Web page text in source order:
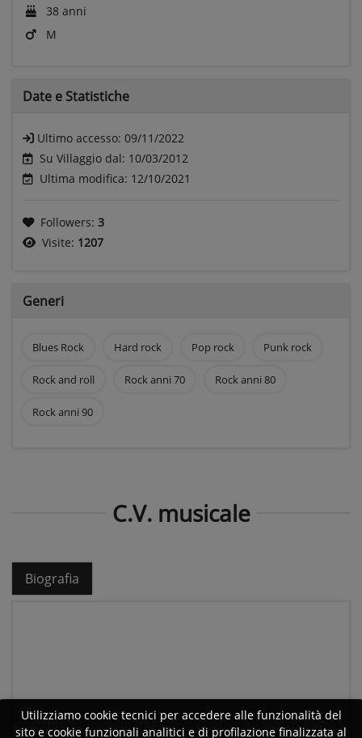
38 anni
M
Date e Statistiche
Ultimo accesso: 09/11/2022
Su Villaggio dal: 10/03/2012
Ultima modifica: 12/10/2021
Followers: 3
Visite: 1207
Generi
Blues Rock Hard rock Pop rock Punk rock
Rock and roll Rock anni 70 Rock anni 80
Rock anni 90
C.V. musicale
Biografia
Utilizziamo cookie tecnici per accedere alle funzionalità del
sito e cookie funzionali analitici e di profilazione finalizzata al